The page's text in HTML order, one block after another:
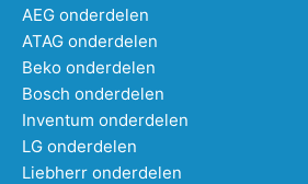
AEG onderdelen
ATAG onderdelen
Beko onderdelen
Bosch onderdelen
Inventum onderdelen
LG onderdelen
Liebherr onderdelen